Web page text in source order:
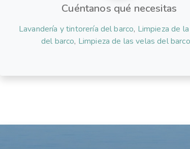
Cuéntanos qué necesitas
Lavandería y tintorería del barco, Limpieza de
del barco, Limpieza de las velas del barco